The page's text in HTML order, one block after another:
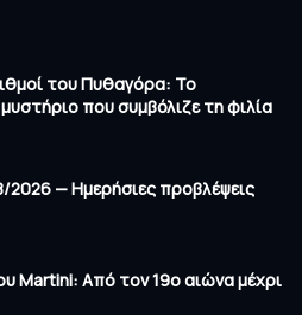
του Πυθαγόρα: Το
που συμβόλιζε τη φιλία
— Ημερήσιες προβλέψεις
Martini: Από τον 19ο αιώνα μέχρι